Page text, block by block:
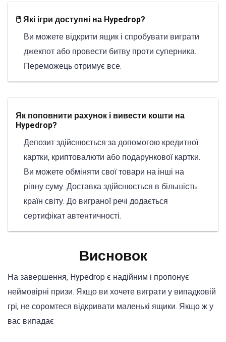
🖱️ Які ігри доступні на Hypedrop?
Ви можете відкрити ящик і спробувати виграти
джекпот або провести битву проти суперника.
Переможець отримує все.
Як поповнити рахунок і вивести кошти на
Hypedrop?
Депозит здійснюється за допомогою кредитної
картки, криптовалюти або подарункової картки.
Ви можете обміняти свої товари на інші на
рівну суму. Доставка здійснюється в більшість
країн світу. До виграної речі додається
сертифікат автентичності.
Висновок
На завершення, Hypedrop є надійним і пропонує
неймовірні призи. Якщо ви хочете виграти у випадковій
грі, не соромтеся відкривати маленькі ящики. Якщо ж у
вас випадає